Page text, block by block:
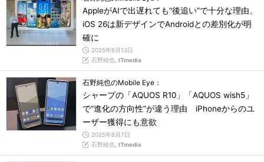
AppleがAIで出遅れても“後追い”で十分な理由、
iOS 26は新デザインでAndroidとの差別化が明
確に
2025年6月13日
石野純也, ITmedia
石野純也のMobile Eye：
シャープの「AQUOS R10」「AQUOS wish5」
で“進化の方向性”が違う理由 iPhoneからのユ
ーザー獲得にも意欲
2025年6月7日
石野純也, ITmedia